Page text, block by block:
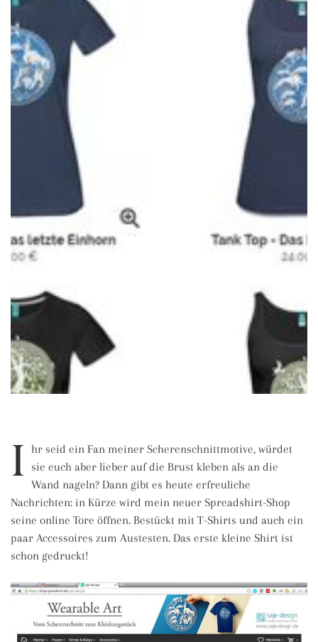
I hr seid ein Fan meiner Scherenschnittmotive, würdet
sie euch aber lieber auf die Brust kleben als an die
Wand nageln? Dann gibt es heute erfreuliche
Nachrichten: in Kürze wird mein neuer Spreadshirt-Shop
seine online Tore öffnen. Bestückt mit T-Shirts und auch ein
paar Accessoires zum Austesten. Das erste kleine Shirt ist
schon gedruckt!